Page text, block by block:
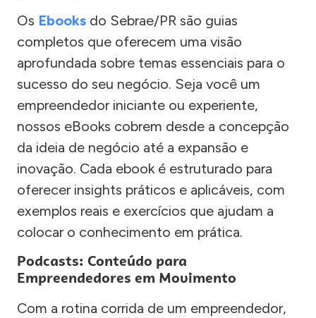
Os Ebooks do Sebrae/PR são guias
completos que oferecem uma visão
aprofundada sobre temas essenciais para o
sucesso do seu negócio. Seja você um
empreendedor iniciante ou experiente,
nossos eBooks cobrem desde a concepção
da ideia de negócio até a expansão e
inovação. Cada ebook é estruturado para
oferecer insights práticos e aplicáveis, com
exemplos reais e exercícios que ajudam a
colocar o conhecimento em prática.
Podcasts: Conteúdo para
Empreendedores em Movimento
Com a rotina corrida de um empreendedor,